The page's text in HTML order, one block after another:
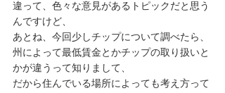
違って、色々な意見があるトピックだと思う
んですけど、
あとね、今回少しチップについて調べたら、
州によって最低賃金とかチップの取り扱いと
かが違うって知りまして、
だから住んでいる場所によっても考え方って